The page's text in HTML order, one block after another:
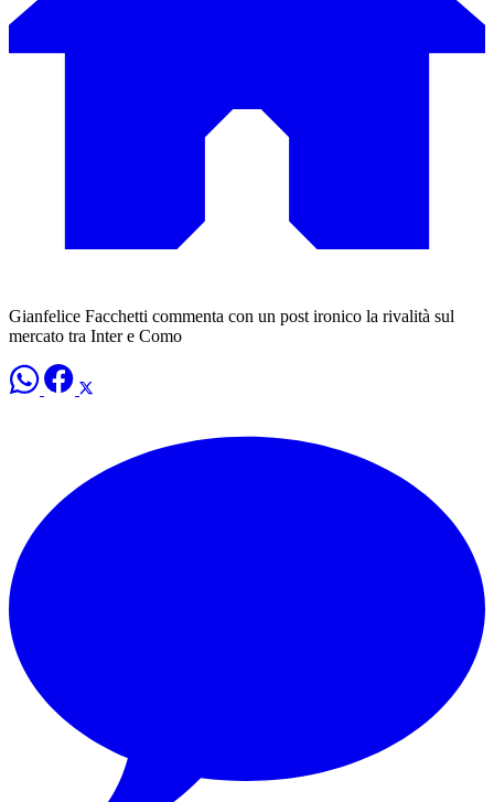
Gianfelice Facchetti commenta con un post ironico la rivalità sul
mercato tra Inter e Como